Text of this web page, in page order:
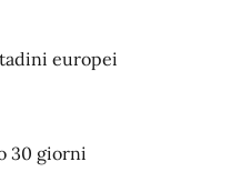
europei
30 giorni